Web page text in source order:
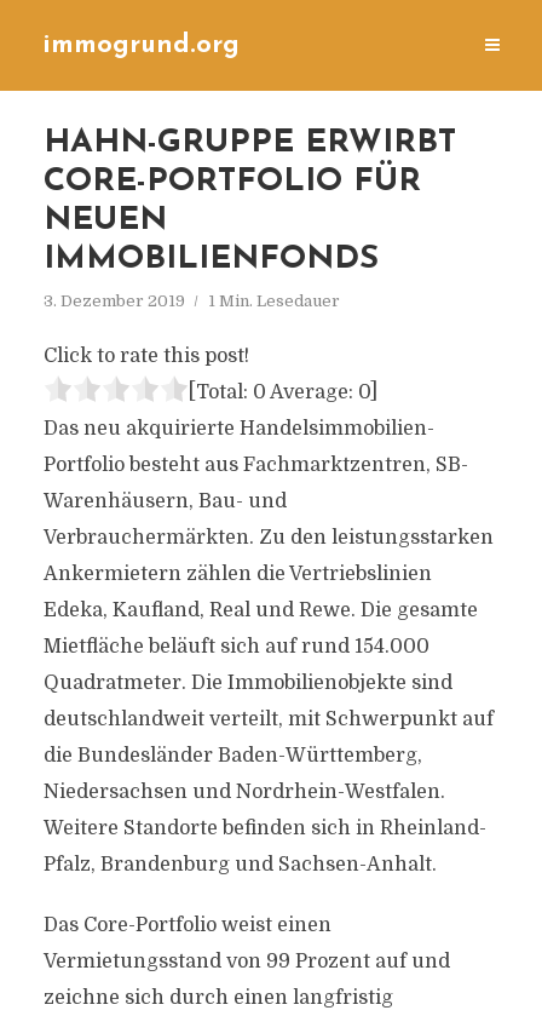
immogrund.org
HAHN-GRUPPE ERWIRBT
CORE-PORTFOLIO FÜR
NEUEN
IMMOBILIENFONDS
3. Dezember 2019 1 Min. Lesedauer
Click to rate this post!
[Total: 0 Average: 0]
Das neu akquirierte Handelsimmobilien-
Portfolio besteht aus Fachmarktzentren, SB-
Warenhäusern, Bau- und
Verbrauchermärkten. Zu den leistungsstarken
Ankermietern zählen die Vertriebslinien
Edeka, Kaufland, Real und Rewe. Die gesamte
Mietfläche beläuft sich auf rund 154.000
Quadratmeter. Die Immobilienobjekte sind
deutschlandweit verteilt, mit Schwerpunkt auf
die Bundesländer Baden-Württemberg,
Niedersachsen und Nordrhein-Westfalen.
Weitere Standorte befinden sich in Rheinland-
Pfalz, Brandenburg und Sachsen-Anhalt.
Das Core-Portfolio weist einen
Vermietungsstand von 99 Prozent auf und
zeichne sich durch einen langfristig